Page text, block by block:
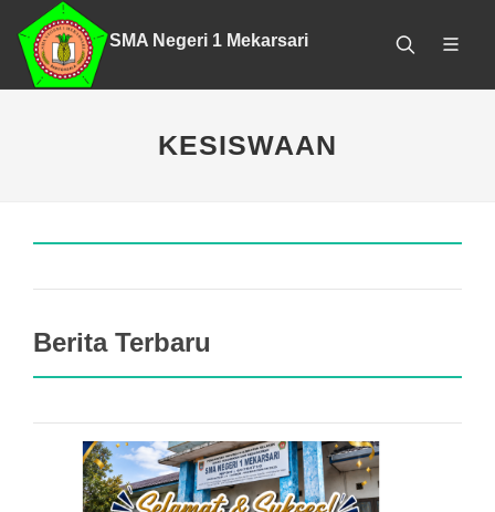
SMA Negeri 1 Mekarsari
KESISWAAN
Berita Terbaru